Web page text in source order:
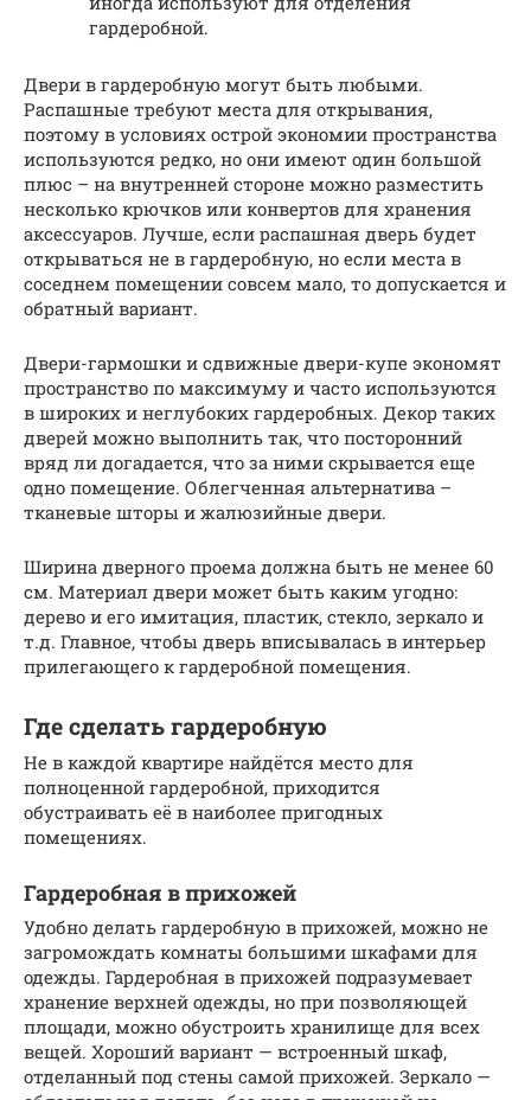
гардеробной.
Двери в гардеробную могут быть любыми.
Распашные требуют места для открывания,
поэтому в условиях острой экономии пространства
используются редко, но они имеют один большой
плюс – на внутренней стороне можно разместить
несколько крючков или конвертов для хранения
аксессуаров. Лучше, если распашная дверь будет
открываться не в гардеробную, но если места в
соседнем помещении совсем мало, то допускается и
обратный вариант.
Двери-гармошки и сдвижные двери-купе экономят
пространство по максимуму и часто используются
в широких и неглубоких гардеробных. Декор таких
дверей можно выполнить так, что посторонний
вряд ли догадается, что за ними скрывается еще
одно помещение. Облегченная альтернатива –
тканевые шторы и жалюзийные двери.
Ширина дверного проема должна быть не менее 60
см. Материал двери может быть каким угодно:
дерево и его имитация, пластик, стекло, зеркало и
т.д. Главное, чтобы дверь вписывалась в интерьер
прилегающего к гардеробной помещения.
Где сделать гардеробную
Не в каждой квартире найдётся место для
полноценной гардеробной, приходится
обустраивать её в наиболее пригодных
помещениях.
Гардеробная в прихожей
Удобно делать гардеробную в прихожей, можно не
загромождать комнаты большими шкафами для
одежды. Гардеробная в прихожей подразумевает
хранение верхней одежды, но при позволяющей
площади, можно обустроить хранилище для всех
вещей. Хороший вариант — встроенный шкаф,
отделанный под стены самой прихожей. Зеркало —